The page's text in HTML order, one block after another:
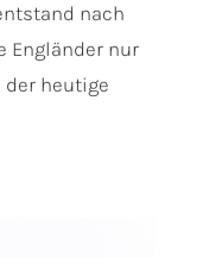
nach
Engländer nur
der heutige